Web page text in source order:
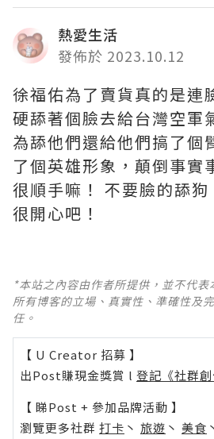
熱愛生活
發佈於 2023.10.12
徐福佑為了賣貨真的是連
硬舔著個臉去給台灣空軍
為舔他們還給他們搞了個
了個英雄形象，顛倒事實
很順手嘛！ 不要臉的舔
很開心吧！
*本站之內容由作者所提供，並不代
所有博客的立場、真實性、準確性及
任。
【 U Creator 招募 】
出Post賺現金獎賞 l 登記《社群創
【 睇Post + 參加品牌活動 】
瀏覽更多社群 打卡 丶 旅遊 丶 美食